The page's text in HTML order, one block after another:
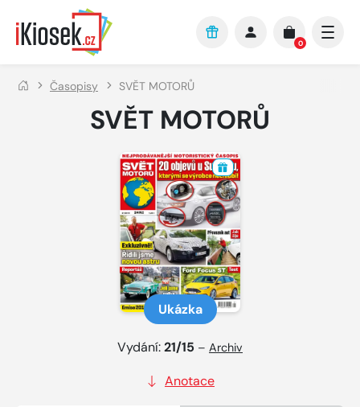
Přejít na hlavní obsah
0
Časopisy SVĚT MOTORŮ
SVĚT MOTORŮ
Ukázka
Vydání:21/15 – Archiv
Anotace